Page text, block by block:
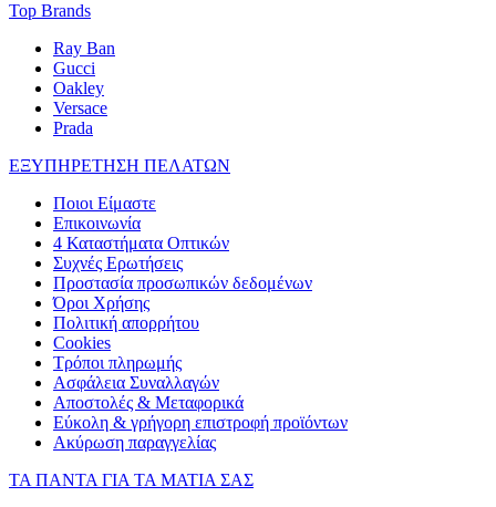
Top Brands
Ray Ban
Gucci
Oakley
Versace
Prada
ΕΞΥΠΗΡΕΤΗΣΗ ΠΕΛΑΤΩΝ
Ποιοι Είμαστε
Επικοινωνία
4 Καταστήματα Οπτικών
Συχνές Ερωτήσεις
Προστασία προσωπικών δεδομένων
Όροι Χρήσης
Πολιτική απορρήτου
Cookies
Τρόποι πληρωμής
Ασφάλεια Συναλλαγών
Αποστολές & Μεταφορικά
Εύκολη & γρήγορη επιστροφή προϊόντων
Ακύρωση παραγγελίας
ΤΑ ΠΑΝΤΑ ΓΙΑ ΤΑ ΜΑΤΙΑ ΣΑΣ